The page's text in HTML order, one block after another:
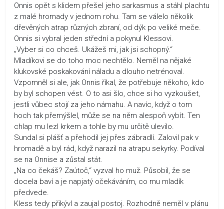
Onnis opět s klidem přešel jeho sarkasmus a stáhl plachtu
z malé hromady v jednom rohu. Tam se válelo několik
dřevěných atrap různých zbraní, od dýk po veliké meče.
Onnis si vybral jeden střední a pokynul Klessovi.
„Vyber si co chceš. Ukážeš mi, jak jsi schopný.“
Mladíkovi se do toho moc nechtělo. Neměl na nějaké
klukovské poskakování náladu a dlouho netrénoval.
Vzpomněl si ale, jak Onnis říkal, že potřebuje někoho, kdo
by byl schopen vést. O to asi šlo, chce si ho vyzkoušet,
jestli vůbec stojí za jeho námahu. A navíc, když o tom
hoch tak přemýšlel, může se na něm alespoň vybít. Ten
chlap mu lezl krkem a tohle by mu určitě ulevilo.
Sundal si plášť a přehodil jej přes zábradlí. Zalovil pak v
hromadě a byl rád, když narazil na atrapu sekyrky. Podíval
se na Onnise a zůstal stát.
„Na co čekáš? Zaútoč,“ vyzval ho muž. Působil, že se
docela baví a je napjatý očekáváním, co mu mladík
předvede.
Kless tedy přikývl a zaujal postoj. Rozhodně neměl v plánu